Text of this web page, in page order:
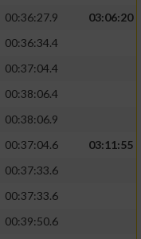
00:36:27.9
03:06:20
00:36:34.4
00:37:04.4
00:38:06.4
00:38:06.9
00:37:04.6
03:11:55
00:37:33.6
00:37:33.6
00:39:50.6